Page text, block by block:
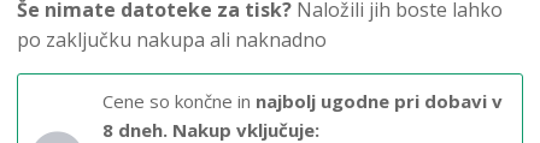
Še nimate datoteke za tisk? Naložili jih boste lahko
po zaključku nakupa ali naknadno
Cene so končne in najbolj ugodne pri dobavi v
8 dneh. Nakup vključuje: